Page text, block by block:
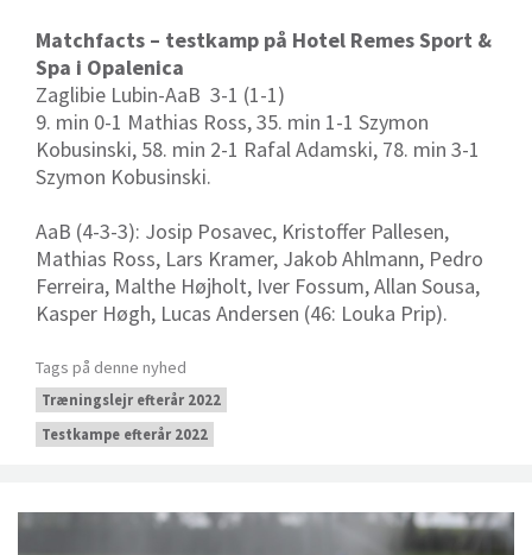
Matchfacts – testkamp på Hotel Remes Sport &
Spa i Opalenica
Zaglibie Lubin-AaB 3-1 (1-1)
9. min 0-1 Mathias Ross, 35. min 1-1 Szymon
Kobusinski, 58. min 2-1 Rafal Adamski, 78. min 3-1
Szymon Kobusinski.
AaB (4-3-3): Josip Posavec, Kristoffer Pallesen,
Mathias Ross, Lars Kramer, Jakob Ahlmann, Pedro
Ferreira, Malthe Højholt, Iver Fossum, Allan Sousa,
Kasper Høgh, Lucas Andersen (46: Louka Prip).
Tags på denne nyhed
Træningslejr efterår 2022
Testkampe efterår 2022